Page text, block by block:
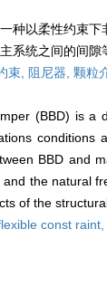
种以柔性约束
系统之间的间隙
束, 阻尼器, 颗粒
(BBD) is a
conditions
BBD and
and the natural
of the
const raint,